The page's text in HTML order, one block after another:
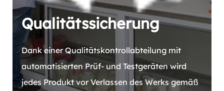
Qualitätssicherung
Dank einer Qualitätskontrollabteilung mit
automatisierten Prüf- und Testgeräten wird
jedes Produkt vor Verlassen des Werks gemäß